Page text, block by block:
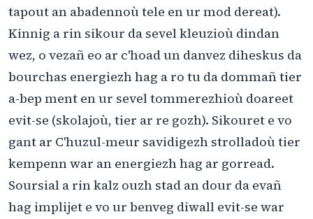
tapout an abadennoù tele en ur mod dereat).
Kinnig a rin sikour da sevel kleuzioù dindan
wez, o vezañ eo ar c'hoad un danvez diheskus da
bourchas energiezh hag a ro tu da dommañ tier
a-bep ment en ur sevel tommerezhioù doareet
evit-se (skolajoù, tier ar re gozh). Sikouret e vo
gant ar C'huzul-meur savidigezh strolladoù tier
kempenn war an energiezh hag ar gorread.
Soursial a rin kalz ouzh stad an dour da evañ
hag implijet e vo ur benveg diwall evit-se war